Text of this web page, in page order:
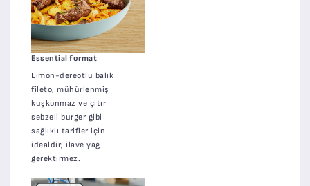
Essential format
Limon-dereotlu balık
fileto, mühürlenmiş
kuşkonmaz ve çıtır
sebzeli burger gibi
sağlıklı tarifler için
idealdir; ilave yağ
gerektirmez.